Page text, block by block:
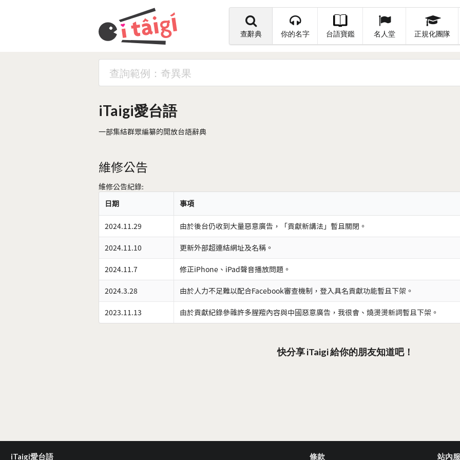
查辭典 你的名字 台語寶鑑 名人堂 正規化團隊
iTaigi愛台語
一部集結群眾編纂的開放台語辭典
維修公告
維修公告紀錄:
日期
事項
2024.11.29 由於後台仍收到大量惡意廣告，「貢獻新講法」暫且關閉。
2024.11.10 更新外部超連結網址及名稱。
2024.11.7 修正iPhone、iPad聲音播放問題。
2024.3.28 由於人力不足難以配合Facebook審查機制，登入具名貢獻功能暫且下架。
2023.11.13 由於貢獻紀錄參雜許多腥羶內容與中國惡意廣告，我很會、燒燙燙新詞暫且下架。
快分享 iTaigi 給你的朋友知道吧！
iTaigi愛台語 條款 站內